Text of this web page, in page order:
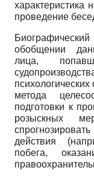
характеристика
проведение
обобщении
лица,
метода
подготовки к
розыскных
действия
побега,